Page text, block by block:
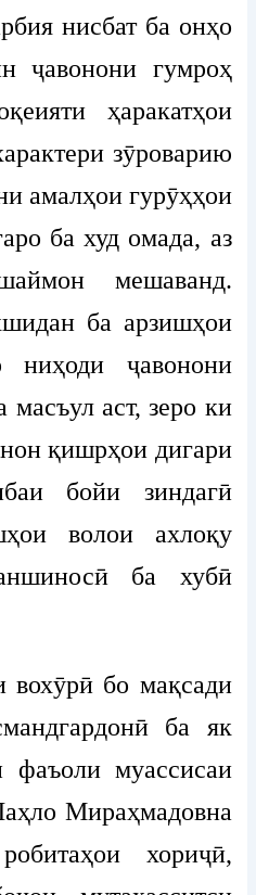
нисбат ба онҳо
ҷавонони гумроҳ
ҳаракатҳои
зӯроварию
амалҳои гурӯҳҳои
ба худ омада, аз
мешаванд.
ба арзишҳои
ниҳоди ҷавонони
аст, зеро ки
қишрҳои дигари
бойи зиндагӣ
волои ахлоқу
ба хубӣ
бо мақсади
ба як
фаъоли муассисаи
Мираҳмадовна
хориҷӣ,